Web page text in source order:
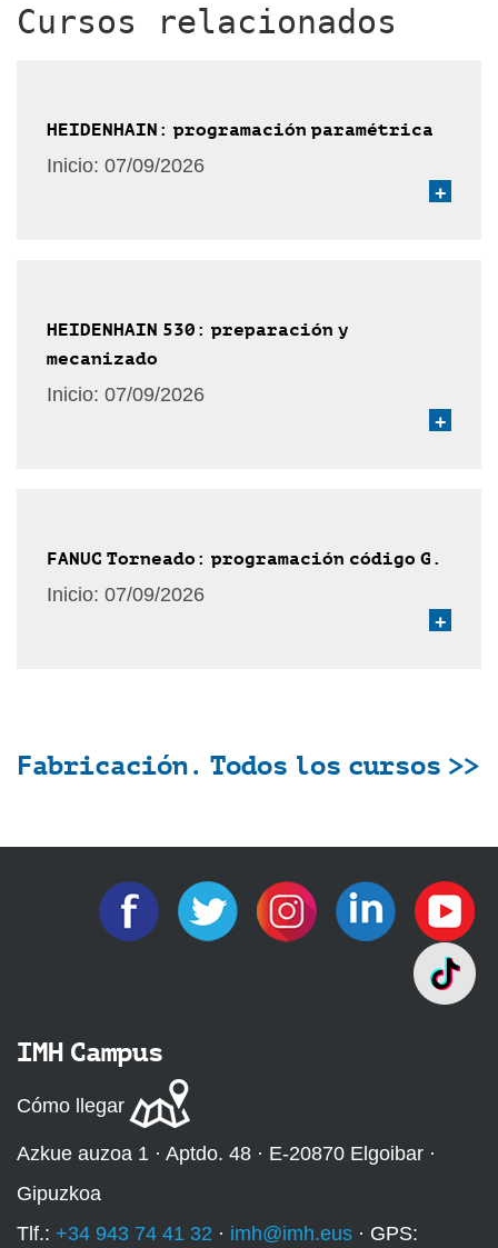
Cursos relacionados
HEIDENHAIN: programación paramétrica
Inicio: 07/09/2026
+
HEIDENHAIN 530: preparación y
mecanizado
Inicio: 07/09/2026
+
FANUC Torneado: programación código G.
Inicio: 07/09/2026
+
Fabricación. Todos los cursos >>
IMH Campus
Cómo llegar
Azkue auzoa 1 · Aptdo. 48 · E-20870 Elgoibar ·
Gipuzkoa
Tlf.: +34 943 74 41 32 · imh@imh.eus · GPS: